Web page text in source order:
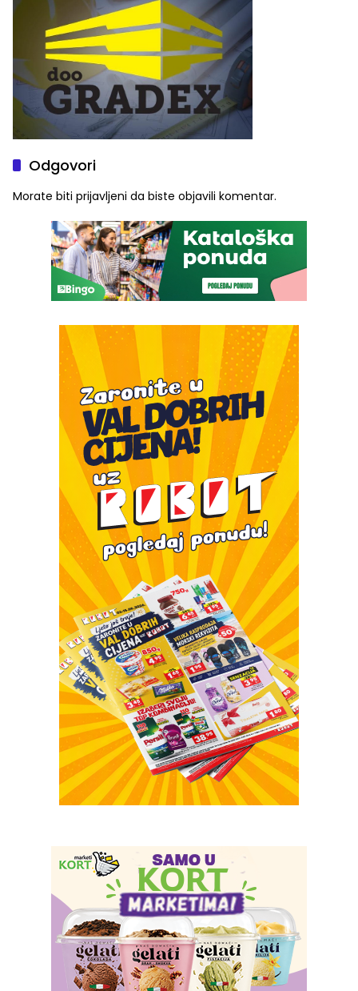
Odgovori
Morate biti prijavljeni da biste objavili komentar.